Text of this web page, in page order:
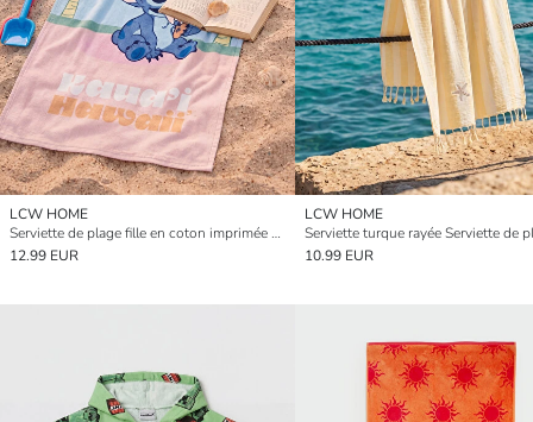
LCW HOME
Serviette de plage fille en coton imprimée Lilo et Stitch 70x150 cm
12.99 EUR
LCW HOME
10.99 EUR